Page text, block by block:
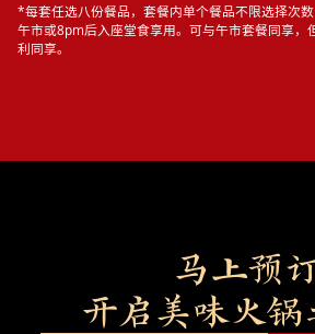
*每套任选八份餐品，套餐内单个餐品不限选择次
午市或8pm后入座堂食享用。可与午市套餐同享，
利同享。
马上预
开启美味火锅